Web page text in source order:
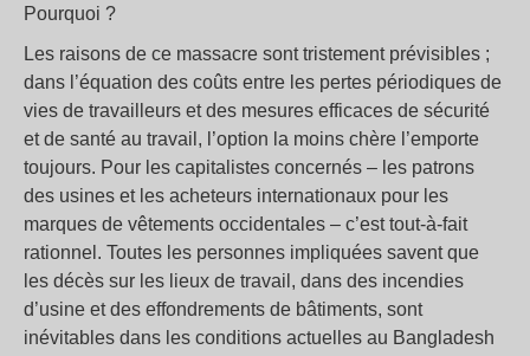
Pourquoi ?
Les raisons de ce massacre sont tristement prévisibles ;
dans l’équation des coûts entre les pertes périodiques de
vies de travailleurs et des mesures efficaces de sécurité
et de santé au travail, l’option la moins chère l’emporte
toujours. Pour les capitalistes concernés – les patrons
des usines et les acheteurs internationaux pour les
marques de vêtements occidentales – c’est tout-à-fait
rationnel. Toutes les personnes impliquées savent que
les décès sur les lieux de travail, dans des incendies
d’usine et des effondrements de bâtiments, sont
inévitables dans les conditions actuelles au Bangladesh